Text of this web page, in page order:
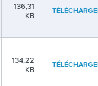
136,31
KB
134,22
KB